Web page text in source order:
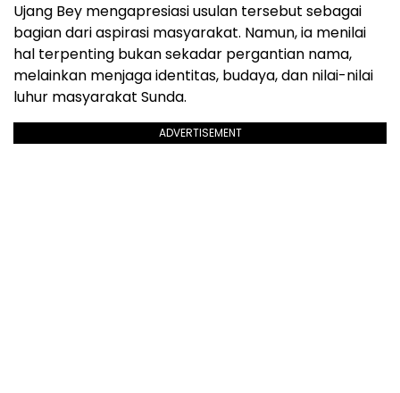
Ujang Bey mengapresiasi usulan tersebut sebagai
bagian dari aspirasi masyarakat. Namun, ia menilai
hal terpenting bukan sekadar pergantian nama,
melainkan menjaga identitas, budaya, dan nilai-nilai
luhur masyarakat Sunda.
ADVERTISEMENT